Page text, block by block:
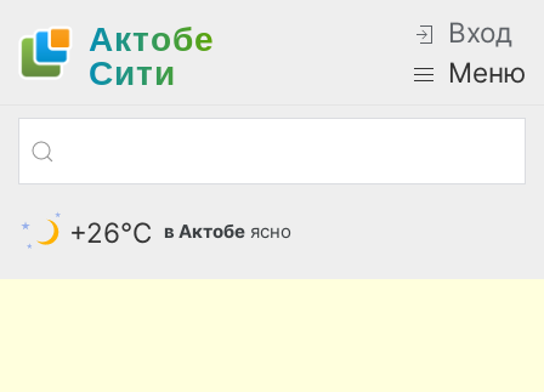
Актобе
Cити
Вход
Меню
+26°С в Актобе ясно